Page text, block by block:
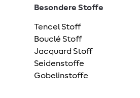
Besondere Stoffe
Tencel Stoff
Bouclé Stoff
Jacquard Stoff
Seidenstoffe
Gobelinstoffe